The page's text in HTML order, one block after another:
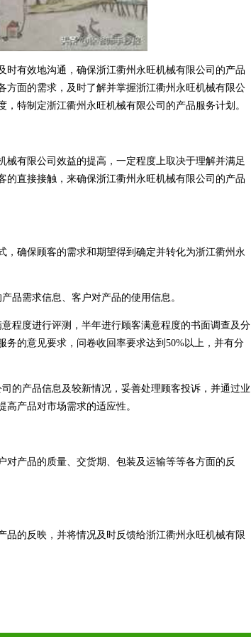
有效地沟通，确保浙江衢州永旺机械有限公司的产品
方面的需求，及时了解并掌握浙江衢州永旺机械有限公
特制定浙江衢州永旺机械有限公司的产品服务计划。
有限公司效益的提高，一定程度上取决于理解并满足
直接接触，来确保浙江衢州永旺机械有限公司的产品
确保顾客的需求和期望得到确定并转化为浙江衢州永
品需求信息、客户对产品的使用信息。
程度进行评测，半年进行顾客满意程度的书面调查及分
的意见要求，问卷收回率要求达到50%以上，并有分
的产品信息及较新情况，妥善处理顾客投诉，并通过业
产品对市场需求的适应性。
产品的质量、交货期、包装及运输等等各方面的反
的反映，并将情况及时反馈给浙江衢州永旺机械有限